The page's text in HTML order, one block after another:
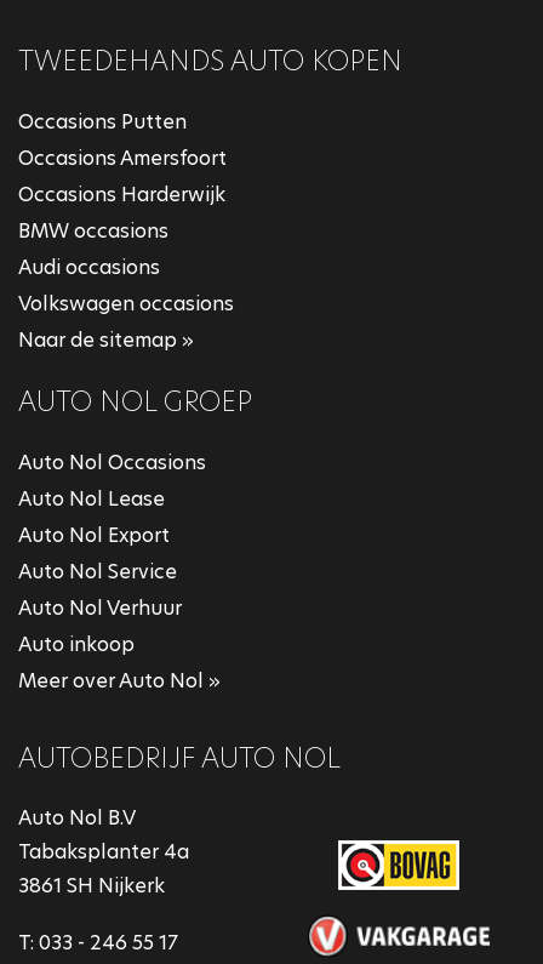
TWEEDEHANDS AUTO KOPEN
Occasions Putten
Occasions Amersfoort
Occasions Harderwijk
BMW occasions
Audi occasions
Volkswagen occasions
Naar de sitemap »
AUTO NOL GROEP
Auto Nol Occasions
Auto Nol Lease
Auto Nol Export
Auto Nol Service
Auto Nol Verhuur
Auto inkoop
Meer over Auto Nol »
AUTOBEDRIJF AUTO NOL
Auto Nol B.V
Tabaksplanter 4a
3861 SH Nijkerk
T: 033 - 246 55 17